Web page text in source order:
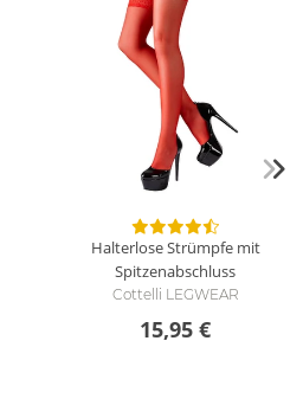
Halterlose Strümpfe mit
Spitzenabschluss
Cottelli LEGWEAR
15,95 €